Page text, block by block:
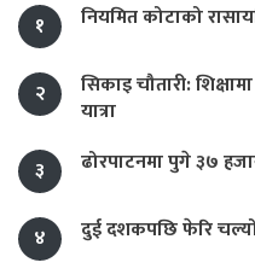
१ नियमित कोटाको
२
सिकाइ चौतारी:
यात्रा
३
ढोरपाटनमा पुगे ३७
४ दुई दशकपछि फेरि चल्यो